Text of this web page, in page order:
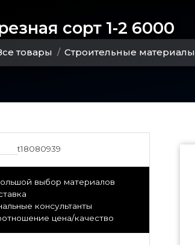
сорт 1-2 6000
товары Строительные материалы
t18080939
выбор материалов
консультанты
цена/качество